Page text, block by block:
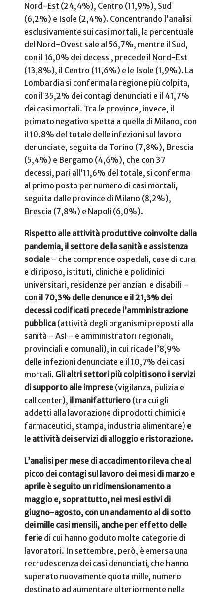
Nord-Est (24,4%), Centro (11,9%), Sud
(6,2%) e Isole (2,4%). Concentrando l’analisi
esclusivamente sui casi mortali, la percentuale
del Nord-Ovest sale al 56,7%, mentre il Sud,
con il 16,0% dei decessi, precede il Nord-Est
(13,8%), il Centro (11,6%) e le Isole (1,9%). La
Lombardia si conferma la regione più colpita,
con il 35,2% dei contagi denunciati e il 41,7%
dei casi mortali. Tra le province, invece, il
primato negativo spetta a quella di Milano, con
il 10.8% del totale delle infezioni sul lavoro
denunciate, seguita da Torino (7,8%), Brescia
(5,4%) e Bergamo (4,6%), che con 37
decessi, pari all’11,6% del totale, si conferma
al primo posto per numero di casi mortali,
seguita dalle province di Milano (8,2%),
Brescia (7,8%) e Napoli (6,0%).
Rispetto alle attività produttive coinvolte dalla
pandemia, il settore della sanità e assistenza
sociale – che comprende ospedali, case di cura
e di riposo, istituti, cliniche e policlinici
universitari, residenze per anziani e disabili –
con il 70,3% delle denunce e il 21,3% dei
decessi codificati precede l’amministrazione
pubblica (attività degli organismi preposti alla
sanità – Asl – e amministratori regionali,
provinciali e comunali), in cui ricade l’8,9%
delle infezioni denunciate e il 10,7% dei casi
mortali. Gli altri settori più colpiti sono i servizi
di supporto alle imprese (vigilanza, pulizia e
call center), il manifatturiero (tra cui gli
addetti alla lavorazione di prodotti chimici e
farmaceutici, stampa, industria alimentare) e
le attività dei servizi di alloggio e ristorazione.
L’analisi per mese di accadimento rileva che al
picco dei contagi sul lavoro dei mesi di marzo e
aprile è seguito un ridimensionamento a
maggio e, soprattutto, nei mesi estivi di
giugno-agosto, con un andamento al di sotto
dei mille casi mensili, anche per effetto delle
ferie di cui hanno goduto molte categorie di
lavoratori. In settembre, però, è emersa una
recrudescenza dei casi denunciati, che hanno
superato nuovamente quota mille, numero
destinato ad aumentare ulteriormente nella